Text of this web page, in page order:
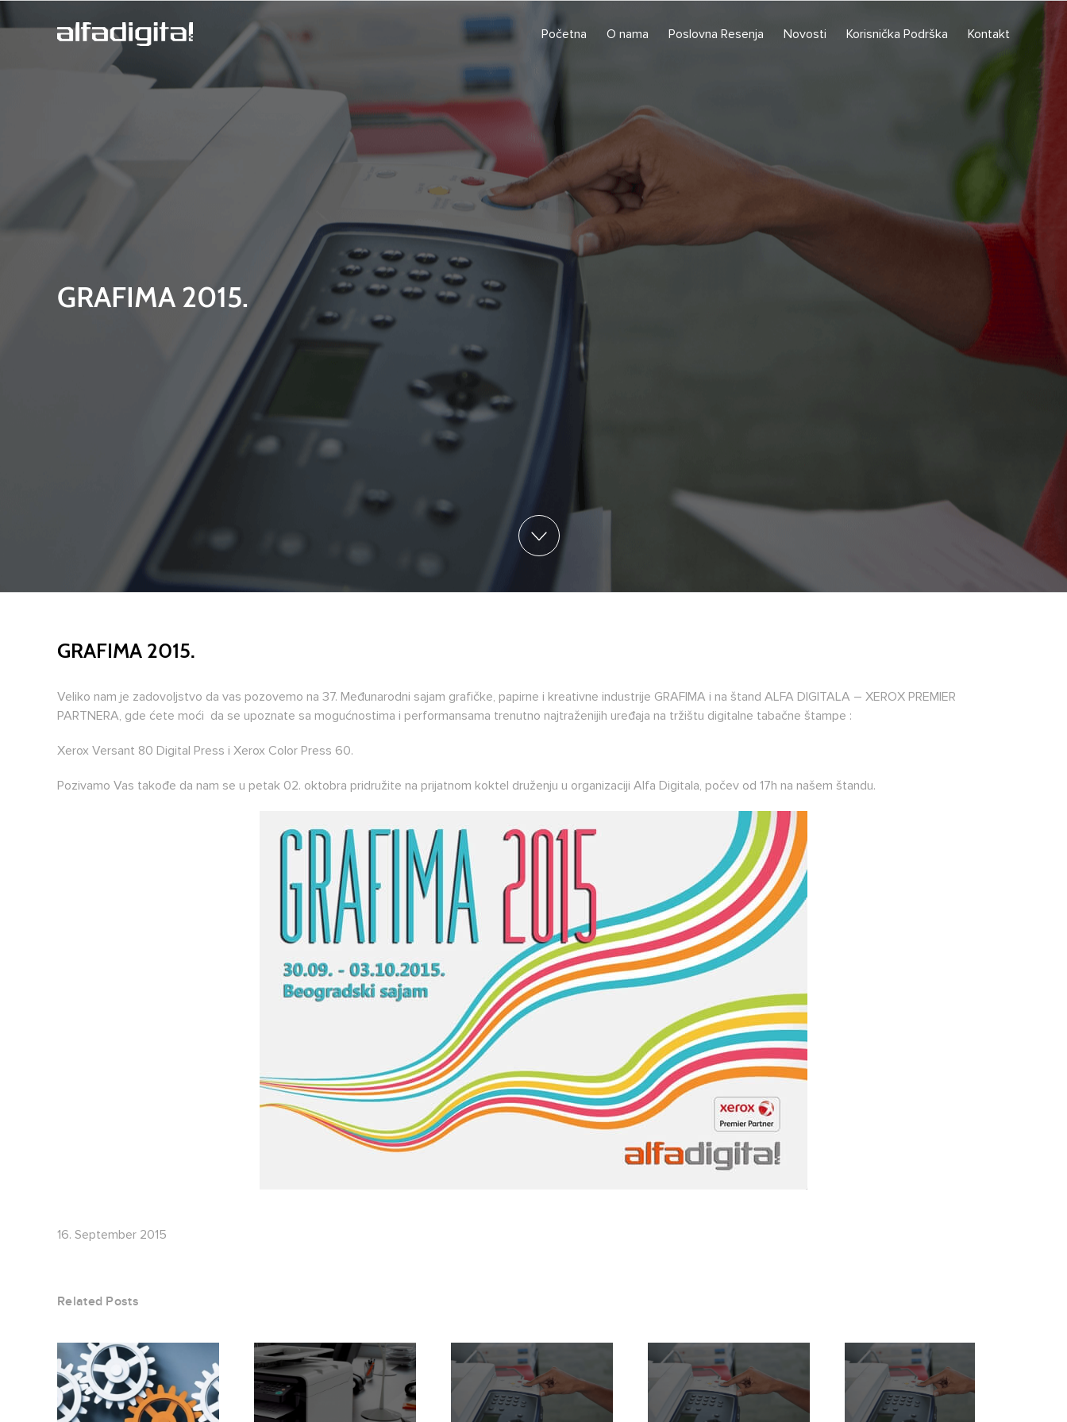
to
Početna O nama Poslovna Resenja Novosti Korisnička Podrška Kontakt
GRAFIMA 2015.
GRAFIMA 2015.
Veliko nam je zadovoljstvo da vas pozovemo na 37. Međunarodni sajam grafičke, papirne i kreativne industrije GRAFIMA i na štand ALFA DIGITALA – XEROX PREMIER
PARTNERA, gde ćete moći da se upoznate sa mogućnostima i performansama trenutno najtraženijih uređaja na tržištu digitalne tabačne štampe :
Xerox Versant 80 Digital Press i Xerox Color Press 60.
Pozivamo Vas takođe da nam se u petak 02. oktobra pridružite na prijatnom koktel druženju u organizaciji Alfa Digitala, počev od 17h na našem štandu.
16. September 2015
Related Posts